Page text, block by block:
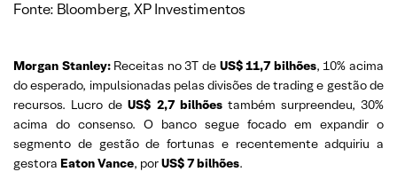
Fonte: Bloomberg, XP Investimentos
Morgan Stanley: Receitas no 3T de US$ 11,7 bilhões, 10% acima
do esperado, impulsionadas pelas divisões de trading e gestão de
recursos. Lucro deUS$ 2,7 bilhões também surpreendeu, 30%
acima do consenso. O banco segue focado em expandir o
segmento de gestão de fortunas e recentemente adquiriu a
gestora Eaton Vance, porUS$ 7 bilhões.